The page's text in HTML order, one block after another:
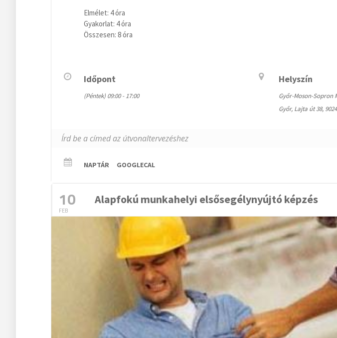
Elmélet: 4 óra
Gyakorlat: 4 óra
Összesen: 8 óra
Időpont
(Péntek) 09:00 - 17:00
Helyszín
Győr-Moson-Sopron
Győr, Lajta út 38, 9024
NAPTÁR GOOGLECAL
10
FEB
Alapfokú munkahelyi elsősegélynyújtó képzés